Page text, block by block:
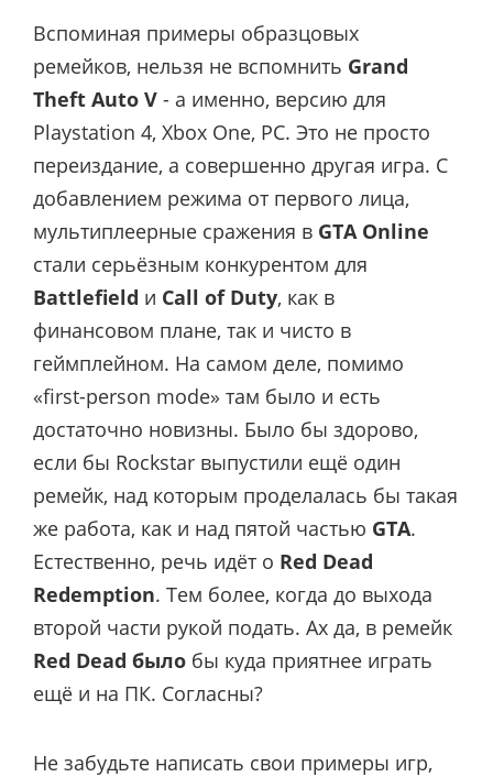
Вспоминая примеры образцовых
ремейков, нельзя не вспомнить Grand
Theft Auto V - а именно, версию для
Playstation 4, Xbox One, PC. Это не просто
переиздание, а совершенно другая игра. С
добавлением режима от первого лица,
мультиплеерные сражения в GTA Online
стали серьёзным конкурентом для
Battlefield и Call of Duty, как в
финансовом плане, так и чисто в
геймплейном. На самом деле, помимо
«first-person mode» там было и есть
достаточно новизны. Было бы здорово,
если бы Rockstar выпустили ещё один
ремейк, над которым проделалась бы такая
же работа, как и над пятой частью GTA.
Естественно, речь идёт о Red Dead
Redemption. Тем более, когда до выхода
второй части рукой подать. Ах да, в ремейк
Red Dead было бы куда приятнее играть
ещё и на ПК. Согласны?
Не забудьте написать свои примеры игр,